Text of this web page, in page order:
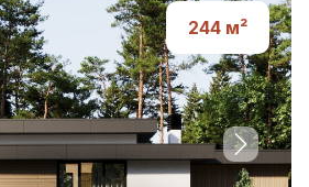
Next
244 м²